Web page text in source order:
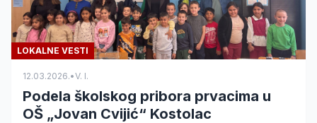
LOKALNE VESTI
12.03.2026.•V. I.
Podela školskog pribora prvacima u
OŠ „Jovan Cvijić“ Kostolac